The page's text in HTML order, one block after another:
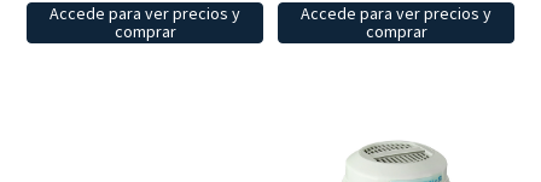
Accede para ver precios y
comprar
Accede para ver precios y
comprar